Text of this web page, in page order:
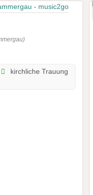
kirchliche Trauung